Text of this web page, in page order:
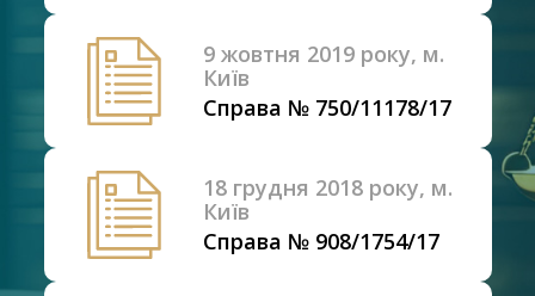
9 жовтня 2019 року, м.
Київ
Справа № 750/11178/17
18 грудня 2018 року, м.
Київ
Справа № 908/1754/17